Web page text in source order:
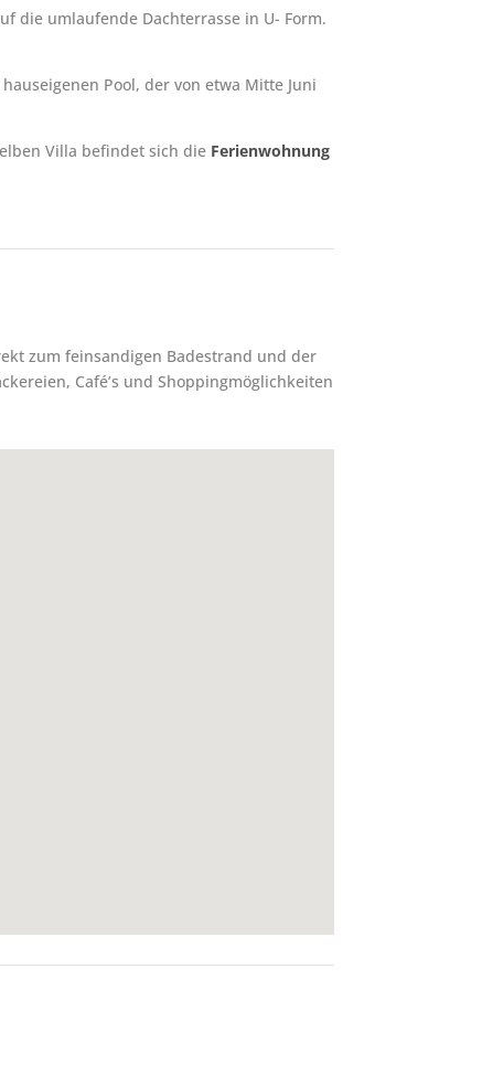
die umlaufende Dachterrasse in U- Form.
Pool, der von etwa Mitte Juni
Villa befindet sich die Ferienwohnung
zum feinsandigen Badestrand und der
Café’s und Shoppingmöglichkeiten